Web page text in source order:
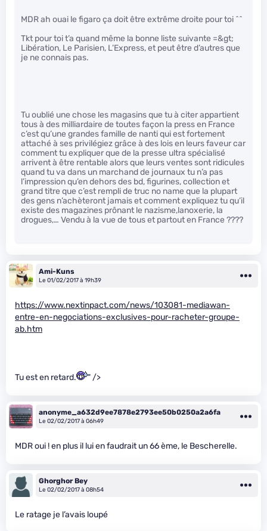
MDR ah ouai le figaro ça doit être extrême droite pour toi ^^
Tkt pour toi t’a quand même la bonne liste suivante =&gt;
Libération, Le Parisien, L’Express, et peut être d’autres que
je ne connais pas.
Tu oublié une chose les magasins que tu à citer appartient
tous à des milliardaire de toutes façon la press en France
c’est qu’une grandes famille de nanti qui est fortement
attaché à ses privilégiez grâce à des lois en leurs faveur car
comment tu expliquer que de la presse ultra spécialisé
arrivent à être rentable alors que leurs ventes sont ridicules
quand tu va dans un marchand de journaux tu n’a pas
l’impression qu’en dehors des bd, figurines, collection et
grand titre que c’est rempli de truc no name que la plupart
des gens n’achèteront jamais et comment expliquez tu qu’il
existe des magazines prônant le nazisme,lanoxerie, la
drogues,… Vendu à la vue de tous et partout en France ????
Ami-Kuns
Le 01/02/2017 à 19h39
https://www.nextinpact.com/news/103081-mediawan-
entre-en-negociations-exclusives-pour-racheter-groupe-
ab.htm
Tu est en retard. " />
anonyme_a632d9ee7878e2793ee50b0250a2a6fa
Le 02/02/2017 à 06h49
MDR oui ! en plus il lui en faudrait un 66 ème, le Bescherelle.
Ghorghor Bey
Le 02/02/2017 à 08h54
Le ratage je l’avais loupé